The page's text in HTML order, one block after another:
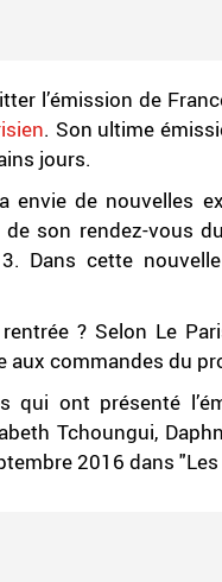
l’émission de
. Son ultime
jours.
envie de nouvelles
son rendez-vous
Dans cette
? Selon Le
aux commandes du
qui ont présenté
Tchoungui,
2016 dans